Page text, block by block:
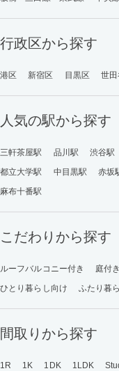
行政区から探す
港区 新宿区 目黒区 世田
人気の駅から探す
三軒茶屋駅 品川駅 渋谷駅
都立大学駅
中目黒駅 赤坂
麻布十番駅
こだわりから探す
ルーフバルコニー付き 庭付き
ひとり暮らし向け
ふたり暮
間取りから探す
1R 1K 1DK 1LDK